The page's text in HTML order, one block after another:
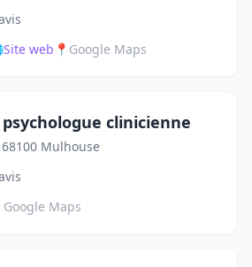
Site web 📍 Google Maps
clinicienne
Mulhouse
Google Maps